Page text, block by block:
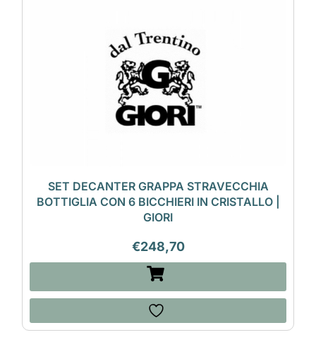
SET DECANTER GRAPPA STRAVECCHIA
BOTTIGLIA CON 6 BICCHIERI IN CRISTALLO |
GIORI
€248,70